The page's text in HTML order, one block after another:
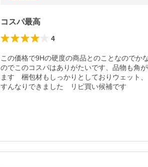
コスパ最高
4
この価格で9Hの硬度の商品とのことなのでか
のでこのコスパはありがたいです、品物も角
ます　梱包材もしっかりとしておりウェット
すんなりできました　リピ買い候補です